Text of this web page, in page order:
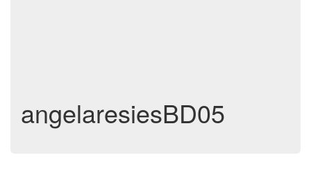
angelaresiesBD05